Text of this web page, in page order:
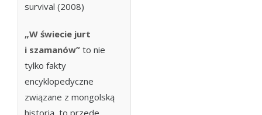
survival (2008)
„W świecie jurt
i szamanów” to nie
tylko fakty
encyklopedyczne
związane z mongolską
historią, to przede